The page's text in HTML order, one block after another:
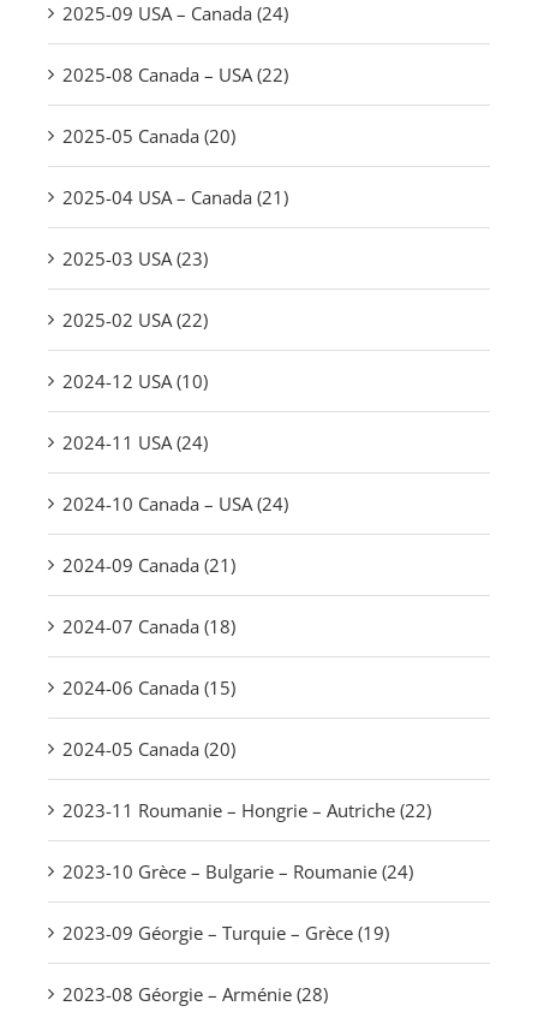
2025-09 USA – Canada (24)
2025-08 Canada – USA (22)
2025-05 Canada (20)
2025-04 USA – Canada (21)
2025-03 USA (23)
2025-02 USA (22)
2024-12 USA (10)
2024-11 USA (24)
2024-10 Canada – USA (24)
2024-09 Canada (21)
2024-07 Canada (18)
2024-06 Canada (15)
2024-05 Canada (20)
2023-11 Roumanie – Hongrie – Autriche (22)
2023-10 Grèce – Bulgarie – Roumanie (24)
2023-09 Géorgie – Turquie – Grèce (19)
2023-08 Géorgie – Arménie (28)